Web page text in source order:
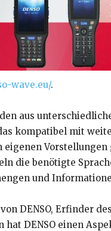
wave.eu/.
aus
kompatibel mit
eigenen
die benötigte
und
DENSO, Erfinder
hat DENSO einen